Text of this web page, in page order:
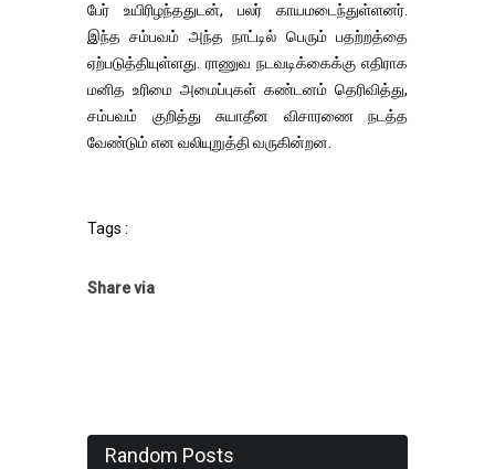
பேர் உயிரிழந்ததுடன், பலர் காயமடைந்துள்ளனர்.
இந்த சம்பவம் அந்த நாட்டில் பெரும் பதற்றத்தை
ஏற்படுத்தியுள்ளது. ராணுவ நடவடிக்கைக்கு எதிராக
மனித உரிமை அமைப்புகள் கண்டனம் தெரிவித்து,
சம்பவம் குறித்து சுயாதீன விசாரணை நடத்த
வேண்டும் என வலியுறுத்தி வருகின்றன.
Tags :
Share via
Random Posts